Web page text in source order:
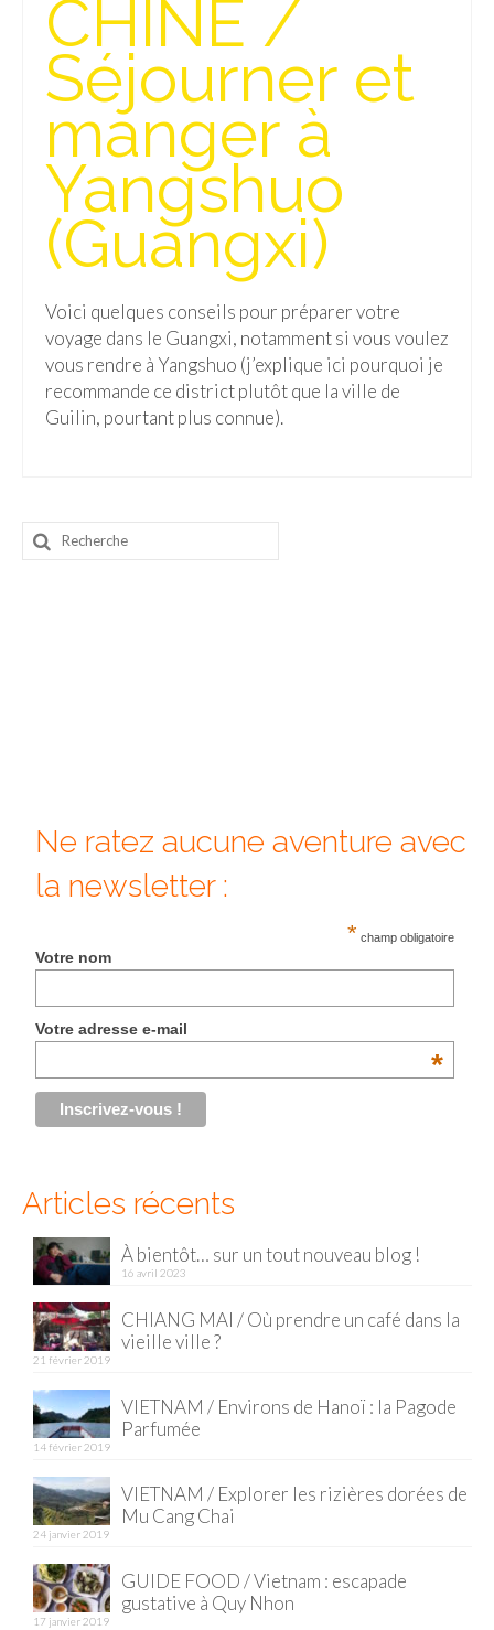
Isla del Sol
Lac Titicaca
Salar d’Uyuni
Chili
Paraguay
Pérou
Lac Titicaca
Machu Picchu
Beijing
Kyoto
Mont Fuji
Malaisie
Penang
Vietnam
Baie d’Halong
Hué
Mu Cang Chai
Quy Nhon
EUROPE
France
CHINE /
Séjourner et
manger à
Yangshuo
(Guangxi)
Voici quelques conseils pour préparer votre
voyage dans le Guangxi, notamment si vous voulez
vous rendre à Yangshuo (j’explique ici pourquoi je
recommande ce district plutôt que la ville de
Guilin, pourtant plus connue).
Rechercher
:
Ne ratez aucune aventure avec
la newsletter :
* champ obligatoire
Votre nom
Votre adresse e-mail
*
Articles récents
À bientôt… sur un tout nouveau blog !
16 avril 2023
CHIANG MAI / Où prendre un café dans la
vieille ville ?
21 février 2019
VIETNAM / Environs de Hanoï : la Pagode
Parfumée
14 février 2019
VIETNAM / Explorer les rizières dorées de
Mu Cang Chai
24 janvier 2019
GUIDE FOOD / Vietnam : escapade
gustative à Quy Nhon
17 janvier 2019